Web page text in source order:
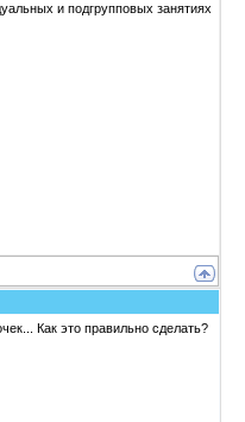
и подгрупповых занятиях
Как это правильно сделать?